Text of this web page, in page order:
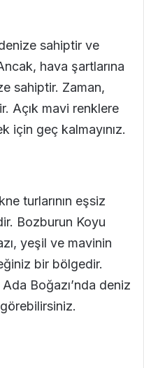
sahiptir ve
hava şartlarına
sahiptir. Zaman,
Açık mavi renklere
için geç kalmayınız.
turlarının eşsiz
Bozburun Koyu
yeşil ve mavinin
bir bölgedir.
Boğazı’nda deniz